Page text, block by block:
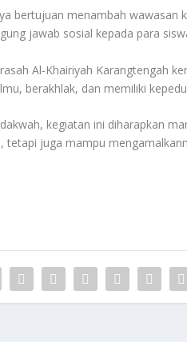
bertujuan menambah wawasan
jawab sosial kepada para
Al-Khairiyah Karangtengah
berakhlak, dan memiliki
kegiatan ini diharapkan
juga mampu